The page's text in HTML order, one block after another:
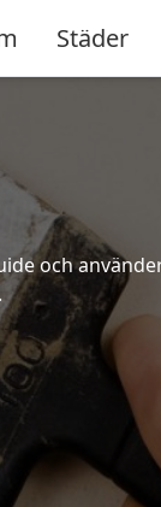
Städer
och